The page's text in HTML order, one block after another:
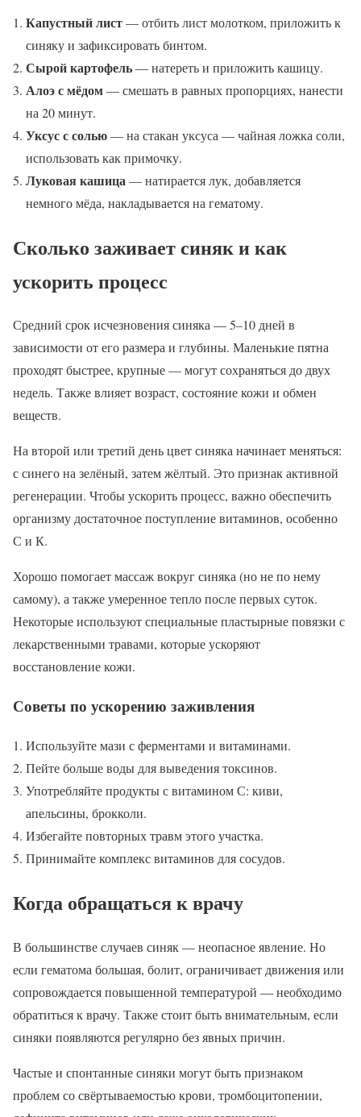
Капустный лист— отбить лист молотком, приложить к
синяку и зафиксировать бинтом.
Сырой картофель— натереть и приложить кашицу.
Алоэ с мёдом— смешать в равных пропорциях, нанести
на 20 минут.
Уксус с солью— на стакан уксуса — чайная ложка соли,
использовать как примочку.
Луковая кашица— натирается лук, добавляется
немного мёда, накладывается на гематому.
Сколько заживает синяк и как
ускорить процесс
Средний срок исчезновения синяка — 5–10 дней в
зависимости от его размера и глубины. Маленькие пятна
проходят быстрее, крупные — могут сохраняться до двух
недель. Также влияет возраст, состояние кожи и обмен
веществ.
На второй или третий день цвет синяка начинает меняться:
с синего на зелёный, затем жёлтый. Это признак активной
регенерации. Чтобы ускорить процесс, важно обеспечить
организму достаточное поступление витаминов, особенно
С и К.
Хорошо помогает массаж вокруг синяка (но не по нему
самому), а также умеренное тепло после первых суток.
Некоторые используют специальные пластырные повязки с
лекарственными травами, которые ускоряют
восстановление кожи.
Советы по ускорению заживления
Используйте мази с ферментами и витаминами.
Пейте больше воды для выведения токсинов.
Употребляйте продукты с витамином С: киви,
апельсины, брокколи.
Избегайте повторных травм этого участка.
Принимайте комплекс витаминов для сосудов.
Когда обращаться к врачу
В большинстве случаев синяк — неопасное явление. Но
если гематома большая, болит, ограничивает движения или
сопровождается повышенной температурой — необходимо
обратиться к врачу. Также стоит быть внимательным, если
синяки появляются регулярно без явных причин.
Частые и спонтанные синяки могут быть признаком
проблем со свёртываемостью крови, тромбоцитопении,